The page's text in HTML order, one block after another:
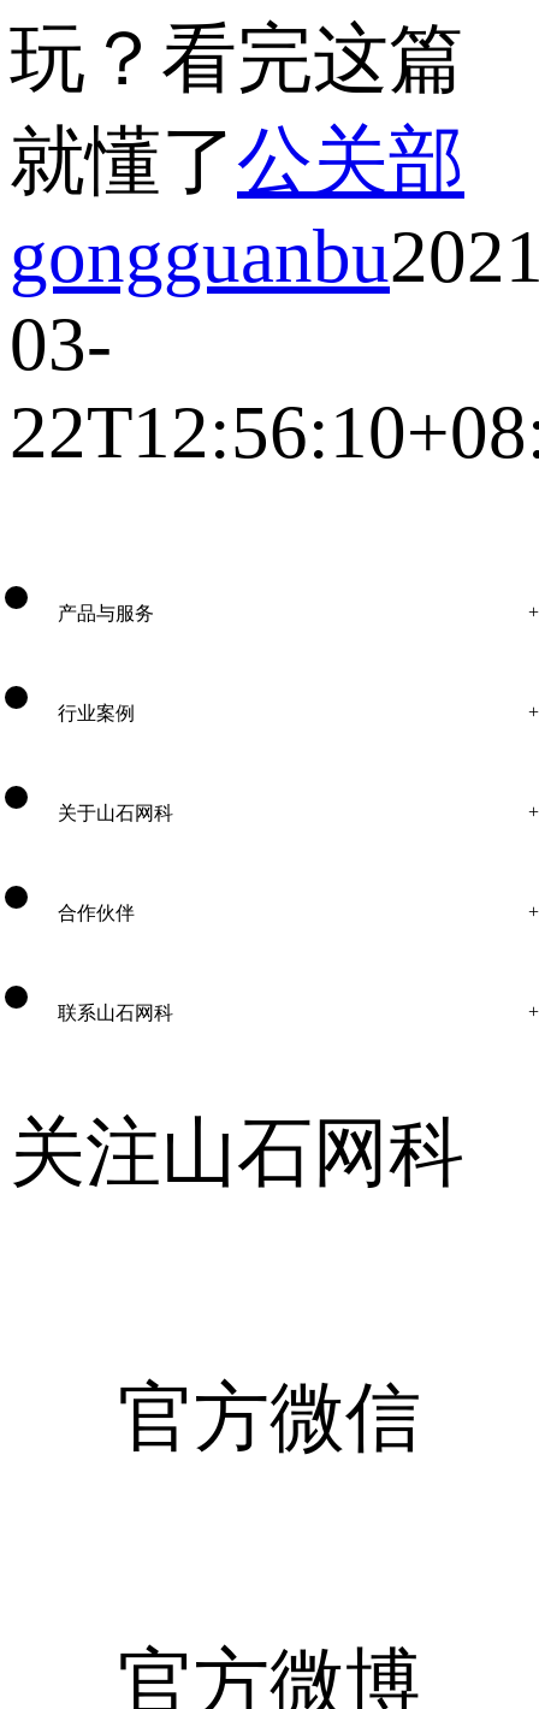
玩？看完这篇
就懂了公关部
gongguanbu
03-
产品与服务
行业案例
关于山石网科
合作伙伴
联系山石网科
关注山石网科
官方微信
官方微博